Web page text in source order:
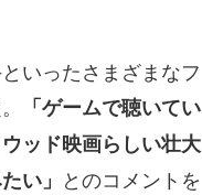
いったさまざまなフ
「ゲームで聴いてい
ッド映画らしい壮大
い」 とのコメントを